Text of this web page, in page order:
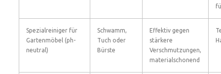
Spezialreiniger für
Gartenmöbel (ph-
neutral)
Schwamm,
Tuch oder
Bürste
Effektiv gegen
stärkere
Verschmutzungen,
materialschonend